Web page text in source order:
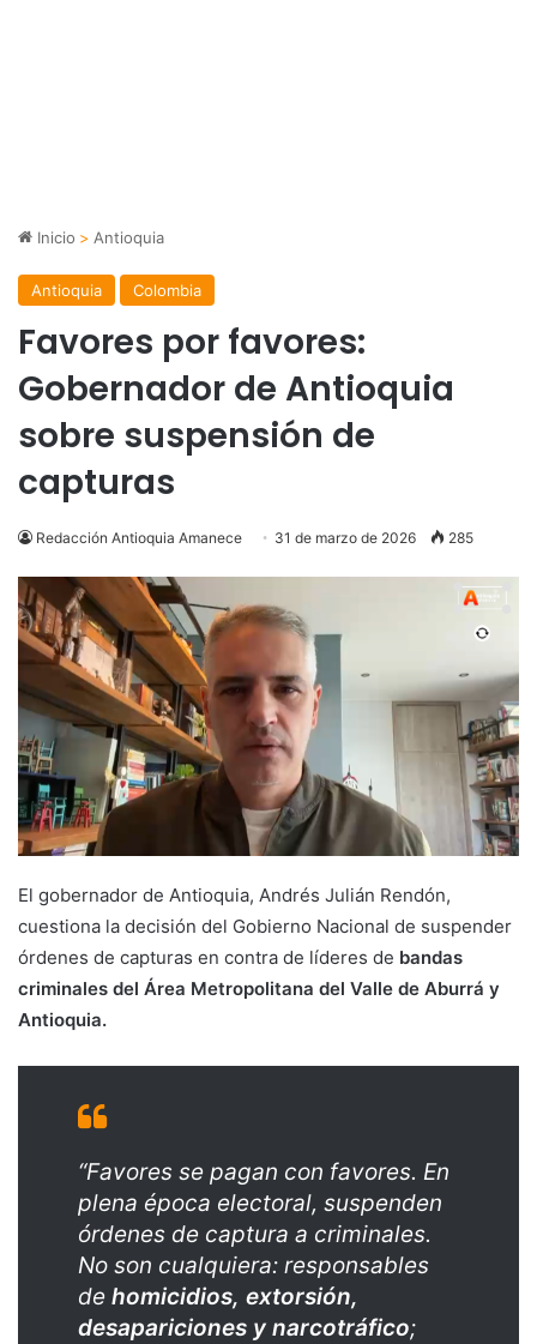
Inicio > Antioquia
Antioquia Colombia
Favores por favores:
Gobernador de Antioquia
sobre suspensión de
capturas
Redacción Antioquia Amanece 31 de marzo de 2026 285
El gobernador de Antioquia, Andrés Julián Rendón,
cuestiona la decisión del Gobierno Nacional de suspender
órdenes de capturas en contra de líderes de bandas
criminales del Área Metropolitana del Valle de Aburrá y
Antioquia.
“Favores se pagan con favores. En
plena época electoral, suspenden
órdenes de captura a criminales.
No son cualquiera: responsables
de homicidios, extorsión,
desapariciones y narcotráfico;